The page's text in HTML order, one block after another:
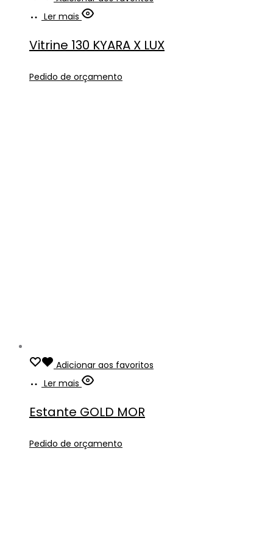
Ler mais
Vitrine 130 KYARA X LUX
Pedido de orçamento
Adicionar aos favoritos
Ler mais
Estante GOLD MOR
Pedido de orçamento